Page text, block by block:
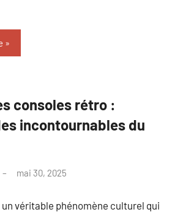
consoles rétro :
incontournables du
mai 30, 2025
véritable phénomène culturel qui